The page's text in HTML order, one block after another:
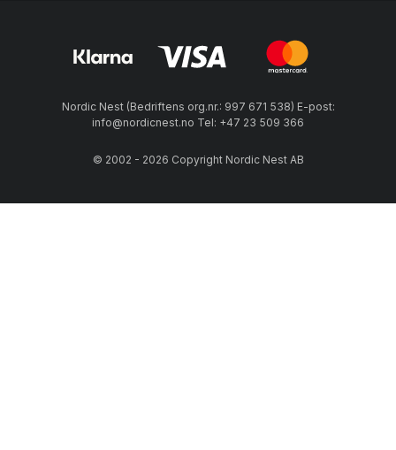
Nordic Nest (Bedriftens org.nr.: 997 671 538) E-post:
info@nordicnest.no Tel: +47 23 509 366
© 2002 - 2026 Copyright Nordic Nest AB